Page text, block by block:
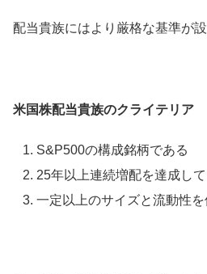
配当貴族にはより厳格な基準が
米国株配当貴族のクライテリア
S&P500の構成銘柄である
25年以上連続増配を達成し
一定以上のサイズと流動性を